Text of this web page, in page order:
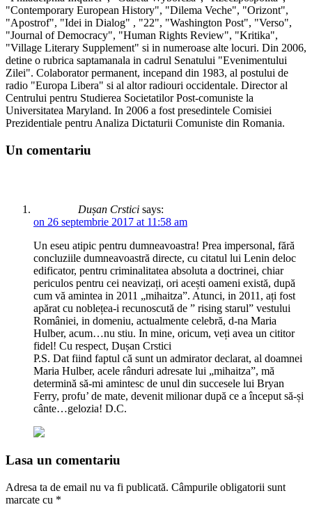
"Contemporary European History", "Dilema Veche", "Orizont",
"Apostrof", "Idei in Dialog" , "22", "Washington Post", "Verso",
"Journal of Democracy", "Human Rights Review", "Kritika",
"Village Literary Supplement" si in numeroase alte locuri. Din 2006,
detine o rubrica saptamanala in cadrul Senatului "Evenimentului
Zilei". Colaborator permanent, incepand din 1983, al postului de
radio "Europa Libera" si al altor radiouri occidentale. Director al
Centrului pentru Studierea Societatilor Post-comuniste la
Universitatea Maryland. In 2006 a fost presedintele Comisiei
Prezidentiale pentru Analiza Dictaturii Comuniste din Romania.
Un comentariu
Dușan Crstici says:
on 26 septembrie 2017 at 11:58 am
Un eseu atipic pentru dumneavoastra! Prea impersonal, fără
concluziile dumneavoastră directe, cu citatul lui Lenin deloc
edificator, pentru criminalitatea absoluta a doctrinei, chiar
periculos pentru cei neavizați, ori acești oameni există, după
cum vă amintea in 2011 „mihaitza”. Atunci, in 2011, ați fost
apărat cu noblețea-i recunoscută de ” rising starul” vestului
României, in domeniu, actualmente celebră, d-na Maria
Hulber, acum…nu stiu. In mine, oricum, veți avea un cititor
fidel! Cu respect, Dușan Crstici
P.S. Dat fiind faptul că sunt un admirator declarat, al doamnei
Maria Hulber, acele rânduri adresate lui „mihaitza”, mă
determină să-mi amintesc de unul din succesele lui Bryan
Ferry, profu’ de mate, devenit milionar după ce a început să-și
cânte…gelozia! D.C.
Lasa un comentariu
Adresa ta de email nu va fi publicată. Câmpurile obligatorii sunt
marcate cu *